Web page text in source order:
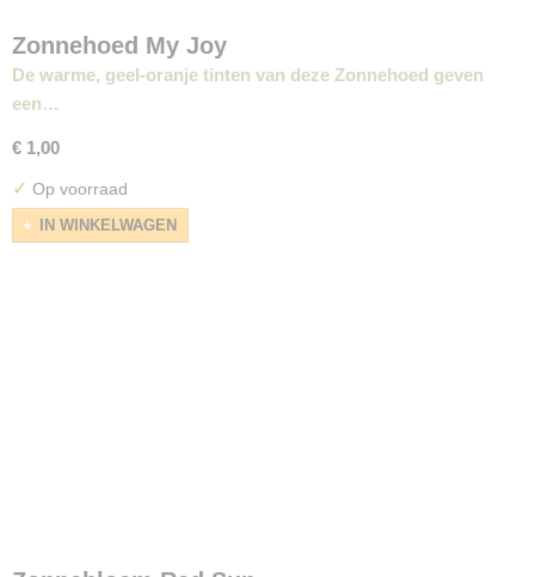
Zonnehoed My Joy
De warme, geel-oranje tinten van deze Zonnehoed geven
een…
€ 1,00
✓ Op voorraad
IN WINKELWAGEN